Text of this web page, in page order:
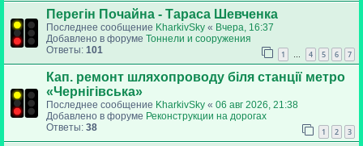
Перегін Почайна - Тараса Шевченка
Последнее сообщение KharkivSky « Вчера, 16:37
Добавлено в форуме Тоннели и сооружения
Ответы: 101 1 … 4 5 6 7
Кап. ремонт шляхопроводу біля станції метро
«Чернігівська»
Последнее сообщение KharkivSky « 06 авг 2026, 21:38
Добавлено в форуме Реконструкции на дорогах
Ответы: 38 1 2 3